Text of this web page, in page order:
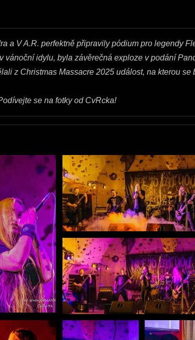
a V A.R. perfektně připravily pódium pro legendy
idylu, byla závěrečná exploze v podání
z Christmas Massacre 2025 událost, na kterou se
se na fotky od CvRcka!